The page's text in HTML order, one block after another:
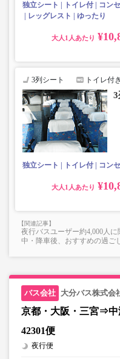
独立シート トイレ付 コン
レッグレスト
ゆったり
大人
3列シート トイレ付き
3
独立シート トイレ付 コン
大人
夜行バスユーザー約4,000人
中・降車後、おすすめの過ご
大分バス株式会
京都・大阪・三宮⇒中
42301便
夜行便